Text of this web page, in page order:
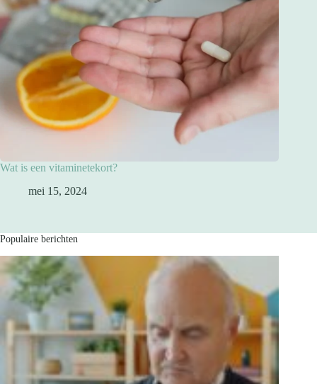
Wat is een vitaminetekort?
mei 15, 2024
Populaire berichten